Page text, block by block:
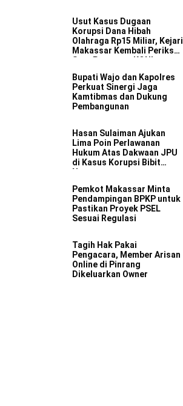
Usut Kasus Dugaan
Korupsi Dana Hibah
Olahraga Rp15 Miliar, Kejari
Makassar Kembali Periksa
Satu Pengurus KONI
Bupati Wajo dan Kapolres
Perkuat Sinergi Jaga
Kamtibmas dan Dukung
Pembangunan
Hasan Sulaiman Ajukan
Lima Poin Perlawanan
Hukum Atas Dakwaan JPU
di Kasus Korupsi Bibit
Nanas
Pemkot Makassar Minta
Pendampingan BPKP untuk
Pastikan Proyek PSEL
Sesuai Regulasi
Tagih Hak Pakai
Pengacara, Member Arisan
Online di Pinrang
Dikeluarkan Owner